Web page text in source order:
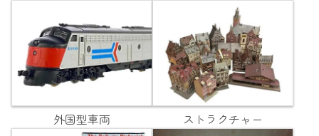
外国型車両 ストラクチャー